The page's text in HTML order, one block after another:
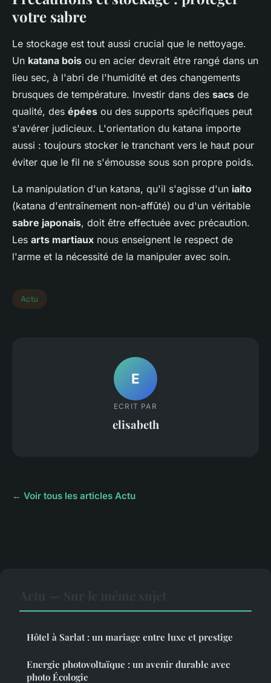
votre sabre
Le stockage est tout aussi crucial que le nettoyage.
Un katana bois ou en acier devrait être rangé dans un
lieu sec, à l'abri de l'humidité et des changements
brusques de température. Investir dans des sacs de
qualité, des épées ou des supports spécifiques peut
s'avérer judicieux. L'orientation du katana importe
aussi : toujours stocker le tranchant vers le haut pour
éviter que le fil ne s'émousse sous son propre poids.
La manipulation d'un katana, qu'il s'agisse d'un iaito
(katana d'entraînement non-affûté) ou d'un véritable
sabre japonais, doit être effectuée avec précaution.
Les arts martiaux nous enseignent le respect de
l'arme et la nécessité de la manipuler avec soin.
Actu
E
ECRIT PAR
elisabeth
← Voir tous les articles Actu
Hôtel à Sarlat : un mariage entre luxe et prestige
Energie photovoltaïque : un avenir durable avec
photo Écologie